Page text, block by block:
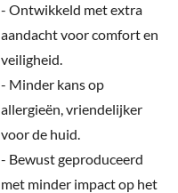
- Ontwikkeld met extra
aandacht voor comfort en
veiligheid.
- Minder kans op
allergieën, vriendelijker
voor de huid.
- Bewust geproduceerd
met minder impact op het